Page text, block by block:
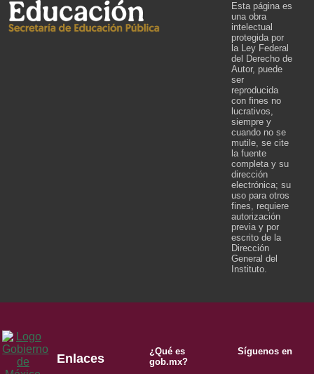
Esta página es
una obra
intelectual
protegida por
la Ley Federal
del Derecho de
Autor, puede
ser
reproducida
con fines no
lucrativos,
siempre y
cuando no se
mutile, se cite
la fuente
completa y su
dirección
electrónica; su
uso para otros
fines, requiere
autorización
previa y por
escrito de la
Dirección
General del
Instituto.
Enlaces
¿Qué es
gob.mx?
Síguenos en